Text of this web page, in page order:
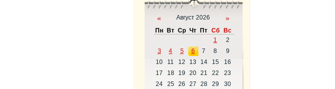
« Август 2026 »
Пн Вт Ср Чт Пт Сб
Вс
1
2
3
4 5 6 7 8
9
10
11 12 13 14 15
16
17
18 19 20 21 22
23
24
25 26 27 28 29
30